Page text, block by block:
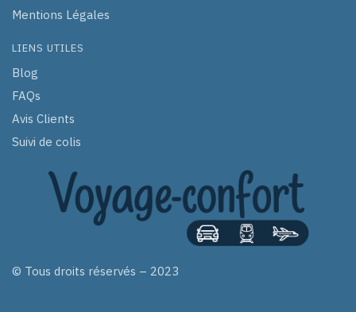
Mentions Légales
LIENS UTILES
Blog
FAQs
Avis Clients
Suivi de colis
© Tous droits réservés – 2023